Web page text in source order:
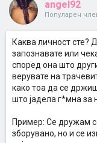
angel92
Популарен
Каква личност сте?
запознавате или
според она што
верувате на
како тоа да се
што јадела г*мна за
Пример: Се дружам
зборувано, но и се